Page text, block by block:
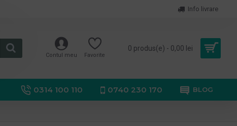
Info livrare
Contul meu Favorite
0 produs(e) - 0,00 lei
0314 100 110 0740 230 170 BLOG